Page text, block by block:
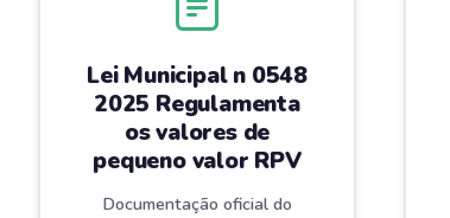
Lei Municipal n 0548
2025 Regulamenta
os valores de
pequeno valor RPV
Documentação oficial do